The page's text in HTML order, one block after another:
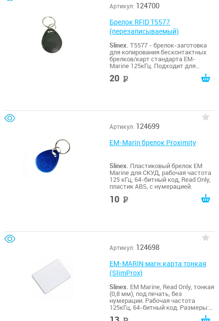
Артикул: 124700
Брелок RFID T5577
(перезаписываемый)
Slinex. T5577 - брелок-заготовка
для копирования бесконтактных
брелков/карт стандарта EM-
Marine 125кГц. Подходит для
Метаком, Элтис, Cyfral. Поддержка
20
Артикул: 124699
EM-Marin брелок Proximity
Slinex. Пластиковый брелок EM
Marine для СКУД, рабочая частота
125 кГц, 64-битный код, Read Only,
пластик ABS, с нумерацией.
10
Артикул: 124698
EM-MARIN магн.карта тонкая
(SlimProx)
Slinex. EM Marine, Read Only, тонкая
(0,8 мм), под печать, без
нумерации. Рабочая частота
125кГц, 64-битный код. Размеры: